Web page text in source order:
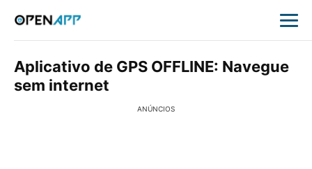
Aplicativo de GPS OFFLINE: Navegue
sem internet
ANÚNCIOS